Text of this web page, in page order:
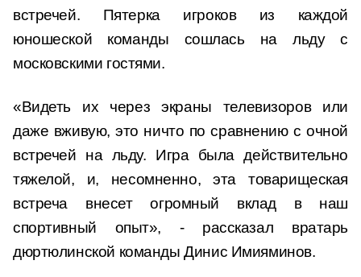
встречей. Пятерка игроков из каждой
юношеской команды сошлась на льду с
московскими гостями.
«Видеть их через экраны телевизоров или
даже вживую, это ничто по сравнению с очной
встречей на льду. Игра была действительно
тяжелой, и, несомненно, эта товарищеская
встреча внесет огромный вклад в наш
спортивный опыт», - рассказал вратарь
дюртюлинской команды Динис Имияминов.